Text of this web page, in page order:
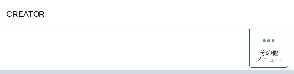
CREATOR
その他
メニュー